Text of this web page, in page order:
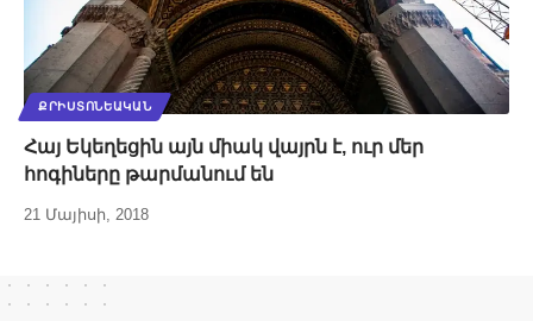
ՔՐԻՍՏՈՆԵԱԿԱՆ
Հայ Եկեղեցին այն միակ վայրն է, ուր մեր
հոգիները թարմանում են
21 Մայիսի, 2018